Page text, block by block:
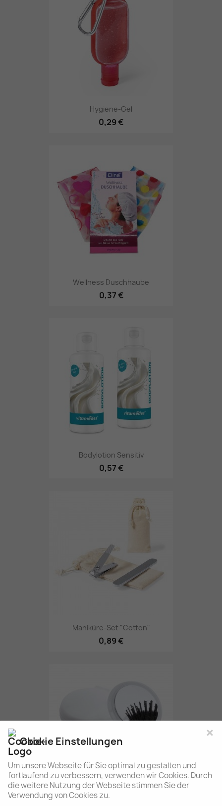
Cookie Einstellungen
Um unsere Webseite für Sie optimal zu gestalten und
fortlaufend zu verbessern, verwenden wir Cookies. Durch
die weitere Nutzung der Webseite stimmen Sie der
Verwendung von Cookies zu.
×
Hygiene-Gel
0,29 €
Wellness Duschhaube
0,37 €
Bodylotion Sensitiv
0,57 €
Maniküre-Set "Cotton"
0,89 €
Bürste Mit Spiegel